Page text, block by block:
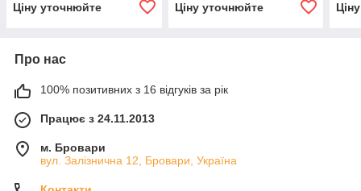
Ціну уточнюйте Ціну уточнюйте
Про нас
100% позитивних з 16 відгуків за рік
Працює з 24.11.2013
м. Бровари
вул. Залізнична 12, Бровари, Україна